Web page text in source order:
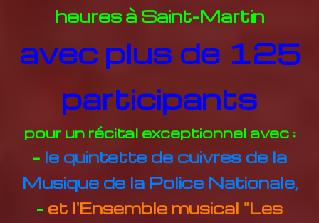
heures à Saint-Martin
avec plus de 125
participants
pour un récital exceptionnel avec :
- le quintette de cuivres de la
Musique de la Police Nationale,
- et l'Ensemble musical "Les